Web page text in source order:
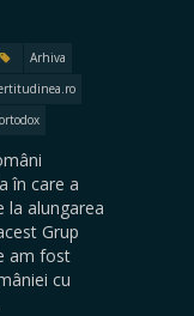
Arhiva
ortodox
în care a
la alungarea
Grup
am fost
cu